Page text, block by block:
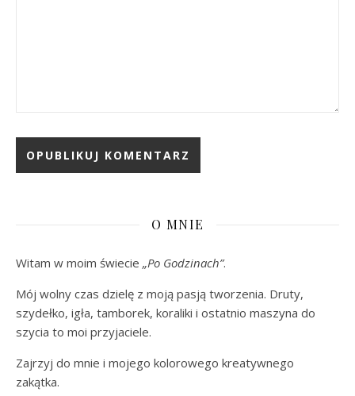
O MNIE
Witam w moim świecie „Po Godzinach”.
Mój wolny czas dzielę z moją pasją tworzenia. Druty,
szydełko, igła, tamborek, koraliki i ostatnio maszyna do
szycia to moi przyjaciele.
Zajrzyj do mnie i mojego kolorowego kreatywnego
zakątka.